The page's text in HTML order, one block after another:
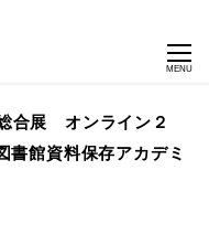
MENU
合展 オンライン２
館資料保存アカデミ